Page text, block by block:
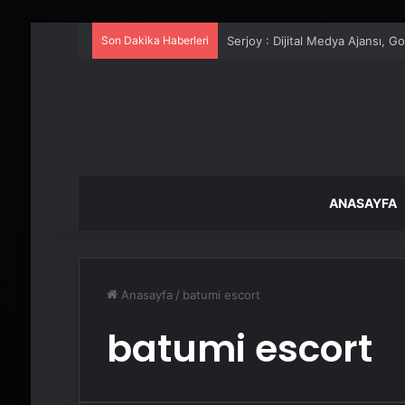
Son Dakika Haberleri Serjoy : Dijital Medya Ajansı,
ANASAYFA
Anasayfa / batumi escort
batumi escort